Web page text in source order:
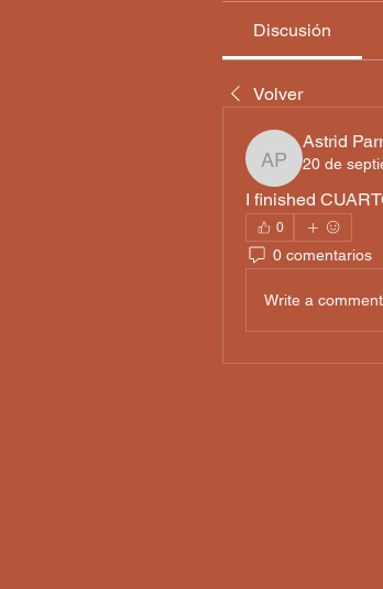
Discusión
Volver
Astrid Parra
Astrid
20 de
I finished
0
0 comentarios
Write a